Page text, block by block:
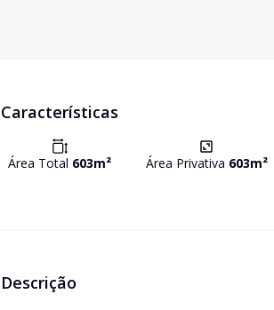
Características
Área Total 603m² Área Privativa 603m²
Descrição